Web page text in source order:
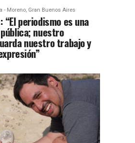
- Moreno, Gran Buenos Aires
“El periodismo es una
nuestro
nuestro trabajo y